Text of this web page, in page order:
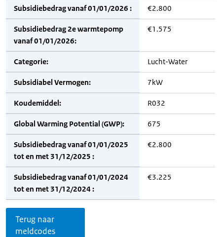
Subsidiebedrag vanaf 01/01/2026 : €2.800
Subsidiebedrag 2e warmtepomp
vanaf 01/01/2026:
€1.575
Categorie: Lucht-Water
Subsidiabel Vermogen: 7kW
Koudemiddel: R032
Global Warming Potential (GWP): 675
Subsidiebedrag vanaf 01/01/2025
tot en met 31/12/2025 :
€2.800
Subsidiebedrag vanaf 01/01/2024
tot en met 31/12/2024 :
€3.225
Terug naar
meldcodes